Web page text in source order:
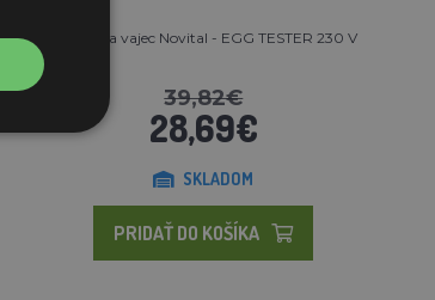
Skúšačka vajec Novital - EGG TESTER 230 V
39,82€
28,69€
SKLADOM
PRIDAŤ DO KOŠÍKA